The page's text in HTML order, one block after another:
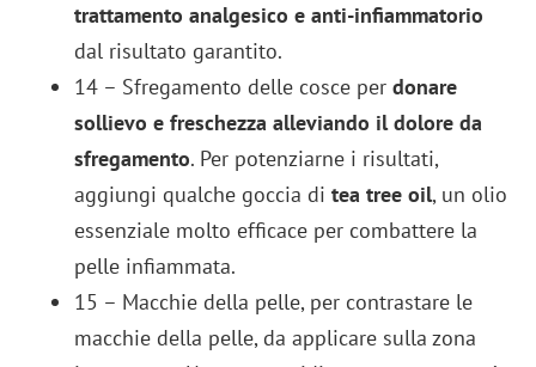
trattamento analgesico e anti-infiammatorio
dal risultato garantito.
14 – Sfregamento delle cosce perdonare
sollievo e freschezza alleviando il dolore da
sfregamento. Per potenziarne i risultati,
aggiungi qualche goccia ditea tree oil, un olio
essenziale molto efficace per combattere la
pelle infiammata.
15 – Macchie della pelle, per contrastare le
macchie della pelle, da applicare sulla zona